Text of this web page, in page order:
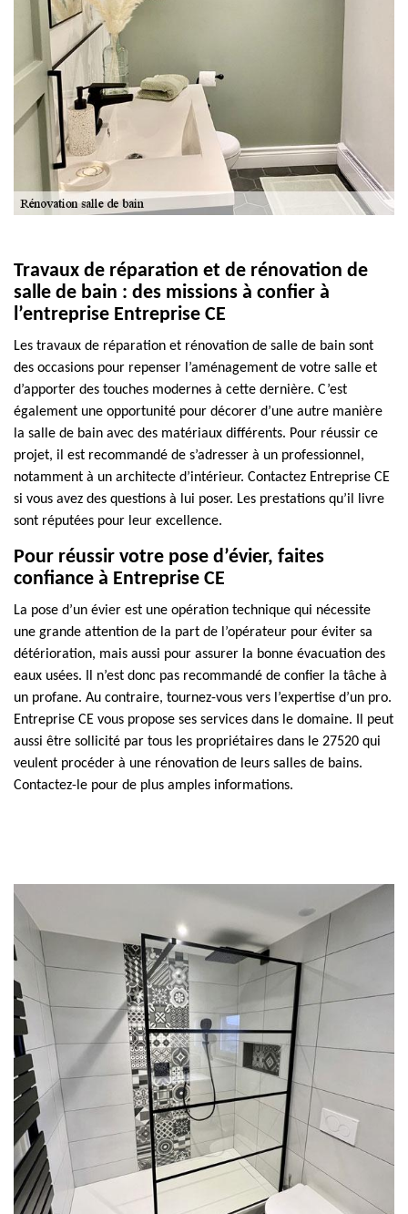
Travaux de réparation et de rénovation de
salle de bain : des missions à confier à
l’entreprise Entreprise CE
Les travaux de réparation et rénovation de salle de bain sont
des occasions pour repenser l’aménagement de votre salle et
d’apporter des touches modernes à cette dernière. C’est
également une opportunité pour décorer d’une autre manière
la salle de bain avec des matériaux différents. Pour réussir ce
projet, il est recommandé de s’adresser à un professionnel,
notamment à un architecte d’intérieur. Contactez Entreprise CE
si vous avez des questions à lui poser. Les prestations qu’il livre
sont réputées pour leur excellence.
Pour réussir votre pose d’évier, faites
confiance à Entreprise CE
La pose d’un évier est une opération technique qui nécessite
une grande attention de la part de l’opérateur pour éviter sa
détérioration, mais aussi pour assurer la bonne évacuation des
eaux usées. Il n’est donc pas recommandé de confier la tâche à
un profane. Au contraire, tournez-vous vers l’expertise d’un pro.
Entreprise CE vous propose ses services dans le domaine. Il peut
aussi être sollicité par tous les propriétaires dans le 27520 qui
veulent procéder à une rénovation de leurs salles de bains.
Contactez-le pour de plus amples informations.